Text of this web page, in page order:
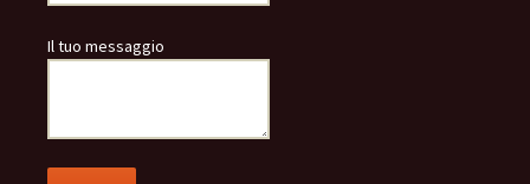
Il tuo messaggio